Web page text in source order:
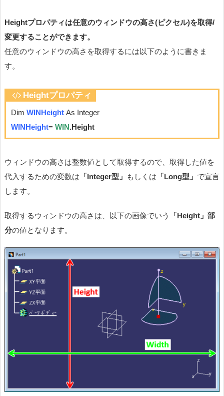
Heightプロパティは任意のウィンドウの高さ(ピクセル)を取得/
変更することができます。
任意のウィンドウの高さを取得するには以下のように書きま
す。
Heightプロパティ
Dim WINHeight As Integer
WINHeight= WIN.Height
ウィンドウの高さは整数値として取得するので、取得した値を
代入するための変数は 「Integer型」 もしくは 「Long型」 で宣言
します。
取得するウィンドウの高さは、以下の画像でいう
「Height」部
分の値となります。